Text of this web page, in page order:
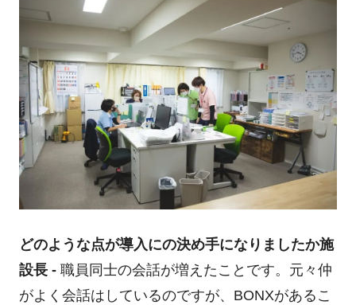
どのような点が導入にの決め手になりましたか施
設長 - 職員同士の会話が増えたことです。元々仲
がよく会話はしているのですが、BONXがあるこ